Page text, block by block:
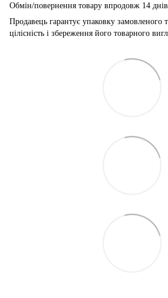
Обмін/повернення товару впродовж 14 днів
Продавець гарантує упаковку замовленого
цілісність і збереження його товарного